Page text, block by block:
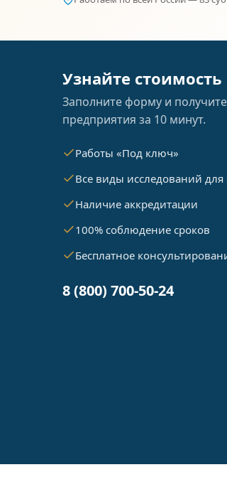
Узнайте стоимость
Заполните форму и
предприятия за 10 минут.
Работы «Под ключ»
Все виды исследований
Наличие аккредитации
100% соблюдение сроков
Бесплатное
8 (800) 700-50-24